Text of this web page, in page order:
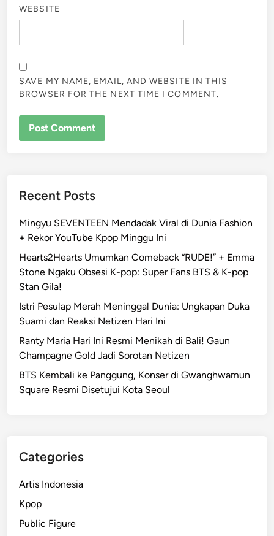
WEBSITE
SAVE MY NAME, EMAIL, AND WEBSITE IN THIS
BROWSER FOR THE NEXT TIME I COMMENT.
Recent Posts
Mingyu SEVENTEEN Mendadak Viral di Dunia Fashion
+ Rekor YouTube Kpop Minggu Ini
Hearts2Hearts Umumkan Comeback “RUDE!” + Emma
Stone Ngaku Obsesi K-pop: Super Fans BTS & K-pop
Stan Gila!
Istri Pesulap Merah Meninggal Dunia: Ungkapan Duka
Suami dan Reaksi Netizen Hari Ini
Ranty Maria Hari Ini Resmi Menikah di Bali! Gaun
Champagne Gold Jadi Sorotan Netizen
BTS Kembali ke Panggung, Konser di Gwanghwamun
Square Resmi Disetujui Kota Seoul
Categories
Artis Indonesia
Kpop
Public Figure